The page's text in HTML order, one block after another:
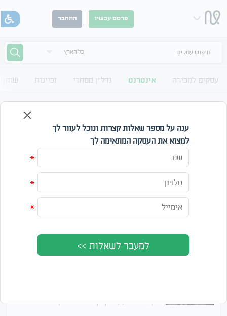
פרסם עכשיו התחבר
חיפוש עסקים
עסקים למכירה אינטרנט נדל"ן מסחרי זכיינות
תחום
אפס חיפוש
בסין , האתר מגיע עם טיקטוק אינסטגרם חשבון שופיפיי
ענה על מספר שאלות קצרות ונוכל לעזור לך
למצוא את העסקה המתאימה לך
*
*
*
למעבר לשאלות >>